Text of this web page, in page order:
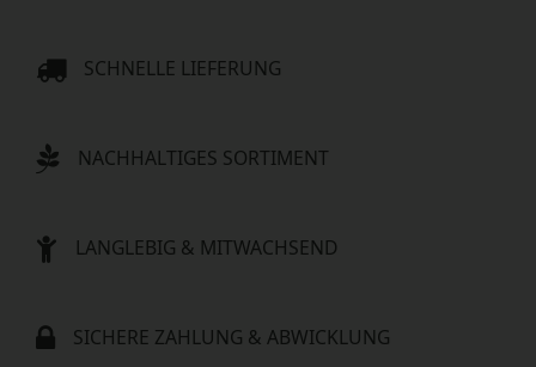
SCHNELLE LIEFERUNG
NACHHALTIGES SORTIMENT
LANGLEBIG & MITWACHSEND
SICHERE ZAHLUNG & ABWICKLUNG